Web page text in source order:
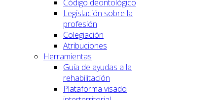
Código deontológico
Legislación sobre la
profesión
Colegiación
Atribuciones
Herramientas
Guía de ayudas a la
rehabilitación
Plataforma visado